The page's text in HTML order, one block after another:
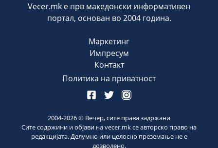
Vecer.mk е прв македонски информативен
портал, основан во 2004 година.
Маркетинг
Импресум
Контакт
Политика на приватност
2004-2026© Вечер, сите права задржани
Сите содржини и објави на vecer.mk се авторско право на
редакцијата. Делумно или целосно преземање не е
дозволено.